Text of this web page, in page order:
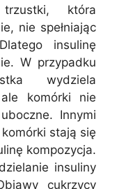
która
nie spełniając
insulinę
W przypadku
wydziela
komórki nie
Innymi
komórki stają się
kompozycja.
insuliny
cukrzycy